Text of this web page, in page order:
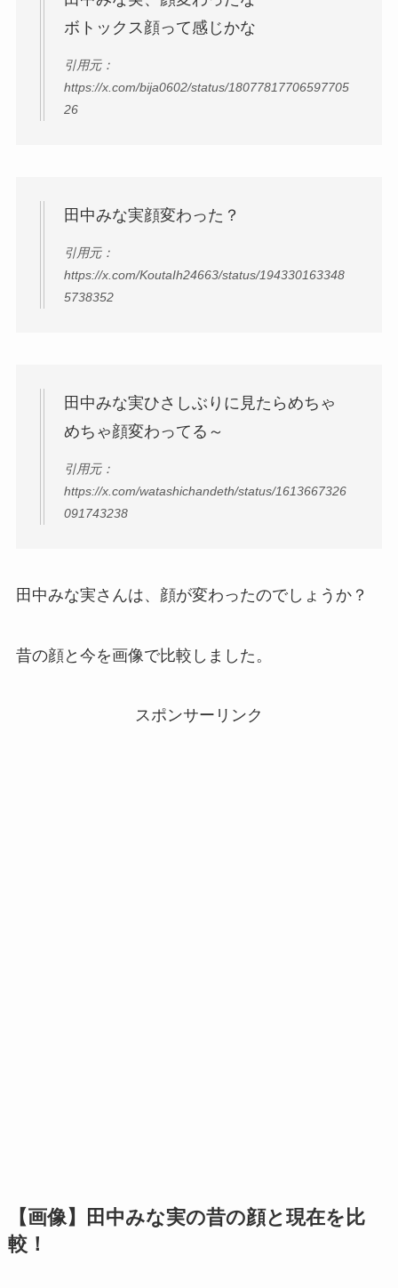
ボトックス顔って感じかな
引用元：
https://x.com/bija0602/status/18077817706597705
26
田中みな実顔変わった？
引用元：
https://x.com/KoutaIh24663/status/194330163348
5738352
田中みな実ひさしぶりに見たらめちゃ
めちゃ顔変わってる～
引用元：
https://x.com/watashichandeth/status/1613667326
091743238
田中みな実さんは、顔が変わったのでしょうか？
昔の顔と今を画像で比較しました。
スポンサーリンク
【画像】田中みな実の昔の顔と現在を比
較！